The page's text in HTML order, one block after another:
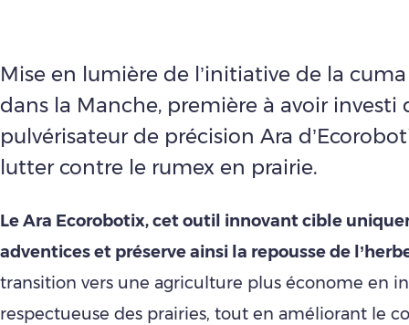
Mise en lumière de l’initiative de la
dans la Manche, première à avoir investi
pulvérisateur de précision Ara
lutter contre le rumex en prairie.
Le Ara Ecorobotix, cet outil innovant cible
adventices et préserve ainsi la repousse de
transition vers une agriculture plus économe en
respectueuse des prairies, tout en améliorant le